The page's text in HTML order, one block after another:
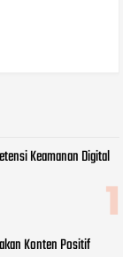
Keamanan Digital
Konten Positif